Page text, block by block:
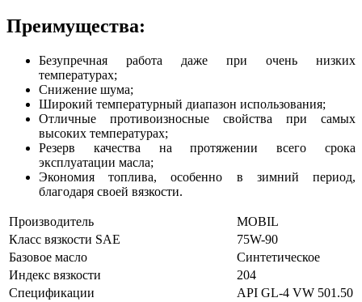
Преимущества:
Безупречная работа даже при очень низких
температурах;
Снижение шума;
Широкий температурный диапазон использования;
Отличные противоизносные свойства при самых
высоких температурах;
Резерв качества на протяжении всего срока
эксплуатации масла;
Экономия топлива, особенно в зимний период,
благодаря своей вязкости.
Производитель
MOBIL
Класс вязкости SAE
75W-90
Базовое масло
Синтетическое
Индекс вязкости
204
Спецификации
API GL-4 VW 501.50